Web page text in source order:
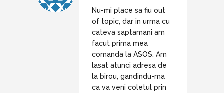
Nu-mi place sa fiu out
of topic, dar in urma cu
cateva saptamani am
facut prima mea
comanda la ASOS. Am
lasat atunci adresa de
la birou, gandindu-ma
ca va veni coletul prin